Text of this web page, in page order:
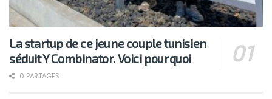
La startup de ce jeune couple tunisien
séduit Y Combinator. Voici pourquoi
0 PARTAGES